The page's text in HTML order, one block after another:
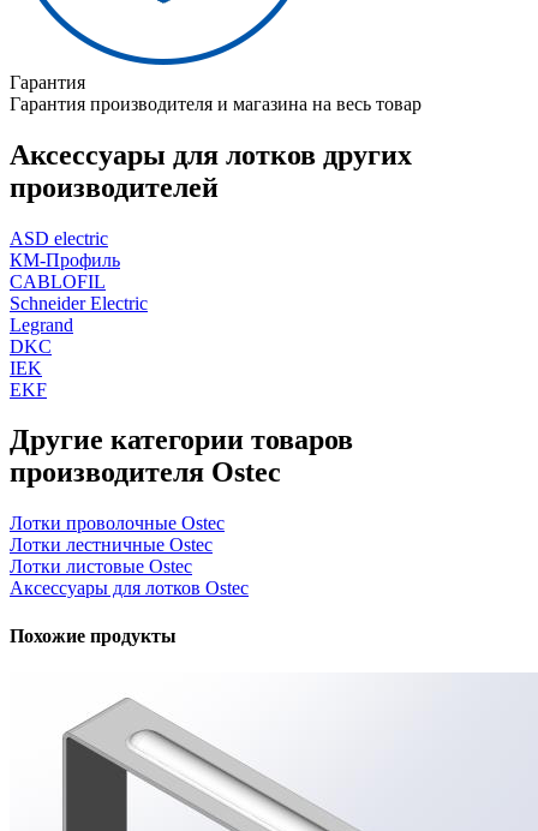
Гарантия
Гарантия производителя и магазина на весь товар
Аксессуары для лотков других
производителей
ASD electric
КМ-Профиль
CABLOFIL
Schneider Electric
Legrand
DKC
IEK
EKF
Другие категории товаров
производителя Ostec
Лотки проволочные Ostec
Лотки лестничные Ostec
Лотки листовые Ostec
Аксессуары для лотков Ostec
Похожие продукты